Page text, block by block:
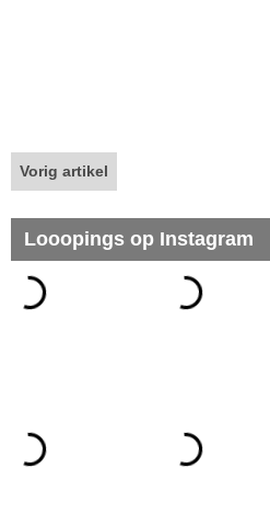
Vorig artikel
Looopings op Instagram